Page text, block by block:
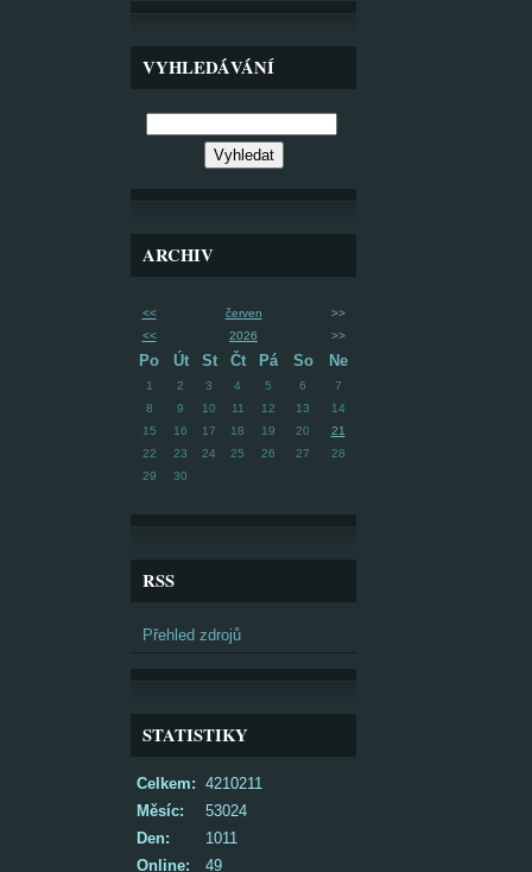
VYHLEDÁVÁNÍ
ARCHIV
<< červen
>>
<<
2026 >>
Po Út St Čt Pá So Ne
1 2 3 4 5 6
7
8
9 10 11 12 13
14
15
16 17 18 19 20
21
22
23 24 25 26 27
28
29
30
RSS
Přehled zdrojů
STATISTIKY
Online: 49
Celkem: 4210211
Měsíc:
53024
Den:
1011